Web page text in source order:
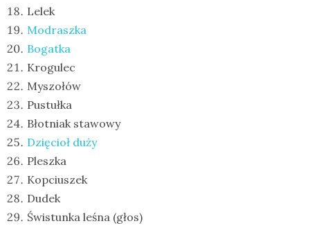
Lelek
Modraszka
Bogatka
Krogulec
Myszołów
Pustułka
Błotniak stawowy
Dzięcioł duży
Pleszka
Kopciuszek
Dudek
Świstunka leśna (głos)